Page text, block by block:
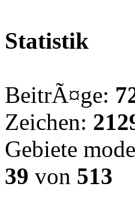
Statistik
BeitrÃ¤ge:
Zeichen:
Gebiete
39 von 513